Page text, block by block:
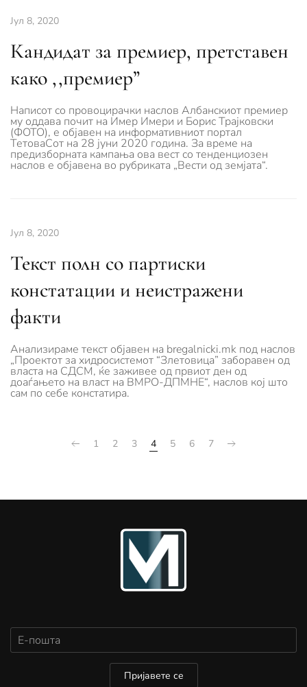
Јул 8, 2020
Кандидат за премиер, претставен
како ,,премиер”
Написот со провоцирачки наслов Албанскиот премиер
му оддава почит на Имер Имери и Борис Трајковски
(ФОТО), е објавен на информативниот портал
ТетоваСот на 28 јуни 2020 година. За време на
предизборната кампања ова вест со тенденциозен
наслов е објавена во рубриката „Вести од земјата“.
Јул 8, 2020
Текст полн со партиски
констатации и неистражени
факти
Анализираме текст објавен на bregalnicki.mk под наслов
„Проектот за хидросистемот “Злетовица” заборавен од
власта на СДСМ, ќе заживее од првиот ден од
доаѓањето на власт на ВМРО-ДПМНЕ“, наслов кој што
сам по себе констатира.
1 2 3 4 5 6 7
Пријавете се